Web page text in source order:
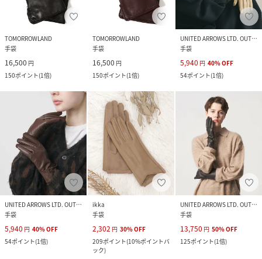
TOMORROWLAND
手袋
16,500 円
150ポイント(1倍)
TOMORROWLAND
手袋
16,500 円
150ポイント(1倍)
UNITED ARROWS LTD. OUTLET
手袋
5,940 円 40%OFF
54ポイント(1倍)
UNITED ARROWS LTD. OUTLET
手袋
5,940 円 40%OFF
54ポイント(1倍)
ikka
手袋
2,302 円 30%OFF
209ポイント(10%ポイントバ
ック)
UNITED ARROWS LTD. OUTLET
手袋
13,750 円 50%OFF
125ポイント(1倍)